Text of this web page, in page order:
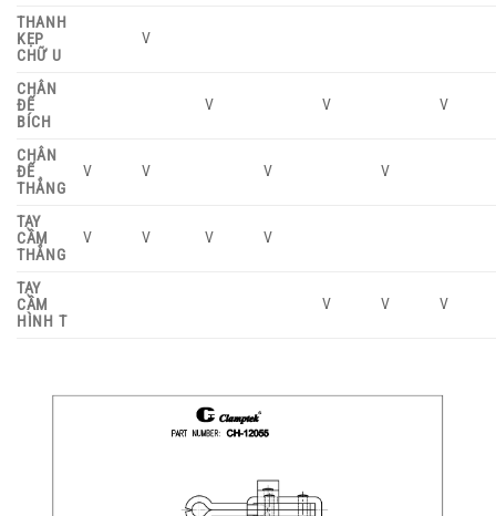
THANH
KẸP
CHỮ U
V
CHÂN
ĐẾ
BÍCH
V V V
CHÂN
ĐẾ
THẲNG
V V V V
TAY
CẦM
THẲNG
V V V V
TAY
CẦM
HÌNH T
V V V